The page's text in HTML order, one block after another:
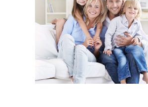
COMPTE À TERME
CSL
LDD
LEP